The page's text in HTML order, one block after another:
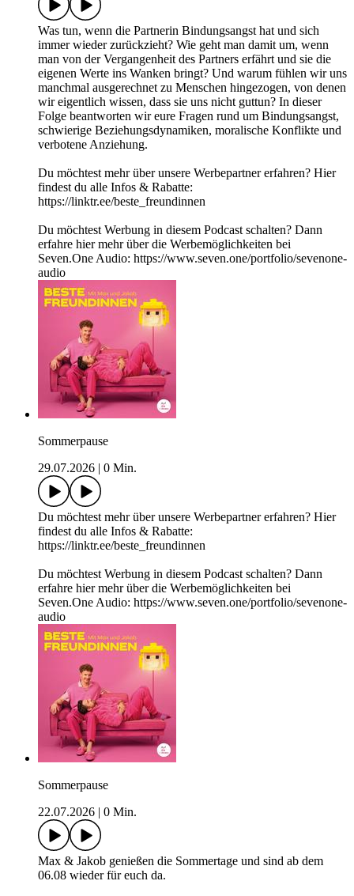
Was tun, wenn die Partnerin Bindungsangst hat und sich
immer wieder zurückzieht? Wie geht man damit um, wenn
man von der Vergangenheit des Partners erfährt und sie die
eigenen Werte ins Wanken bringt? Und warum fühlen wir uns
manchmal ausgerechnet zu Menschen hingezogen, von denen
wir eigentlich wissen, dass sie uns nicht guttun? In dieser
Folge beantworten wir eure Fragen rund um Bindungsangst,
schwierige Beziehungsdynamiken, moralische Konflikte und
verbotene Anziehung.
Du möchtest mehr über unsere Werbepartner erfahren? Hier
findest du alle Infos & Rabatte:
https://linktr.ee/beste_freundinnen
Du möchtest Werbung in diesem Podcast schalten? Dann
erfahre hier mehr über die Werbemöglichkeiten bei
Seven.One Audio: https://www.seven.one/portfolio/sevenone-
audio
Sommerpause
29.07.2026
0 Min.
Du möchtest mehr über unsere Werbepartner erfahren? Hier
findest du alle Infos & Rabatte:
https://linktr.ee/beste_freundinnen
Du möchtest Werbung in diesem Podcast schalten? Dann
erfahre hier mehr über die Werbemöglichkeiten bei
Seven.One Audio: https://www.seven.one/portfolio/sevenone-
audio
Sommerpause
22.07.2026
0 Min.
Max & Jakob genießen die Sommertage und sind ab dem
06.08 wieder für euch da.